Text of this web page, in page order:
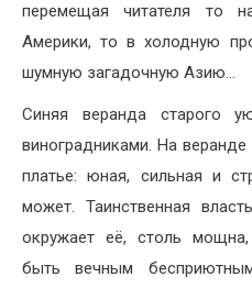
перемещая читателя то
Америки, то в холодную
шумную загадочную Азию…
Синяя веранда старого
виноградниками. На
платье: юная, сильная и
может. Таинственная
окружает её, столь
быть вечным